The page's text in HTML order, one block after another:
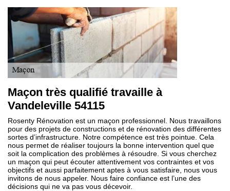
Maçon très qualifié travaille à
Vandeleville 54115
Rosenty Rénovation est un maçon professionnel. Nous travaillons
pour des projets de constructions et de rénovation des différentes
sortes d’infrastructure. Notre compétence est très pointue. Cela
nous permet de réaliser toujours la bonne intervention quel que
soit la complication des problèmes à résoudre. Si vous cherchez
un maçon qui peut écouter attentivement vos contraintes et vos
objectifs et aussi parfaitement aptes à vous satisfaire, nous vous
invitons de nous appeler. Nous faire confiance est l’une des
décisions qui ne va pas vous décevoir.